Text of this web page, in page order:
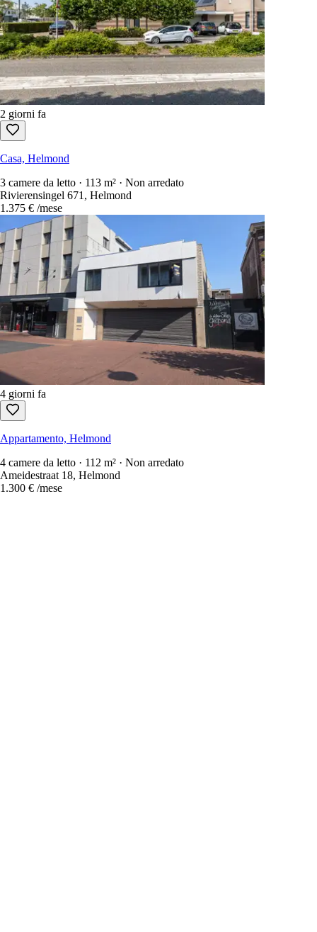
2 giorni fa
Casa, Helmond
3 camere da letto · 113 m² · Non arredato
Rivierensingel 671, Helmond
1.375 € /mese
4 giorni fa
Appartamento, Helmond
4 camere da letto · 112 m² · Non arredato
Ameidestraat 18, Helmond
1.300 € /mese